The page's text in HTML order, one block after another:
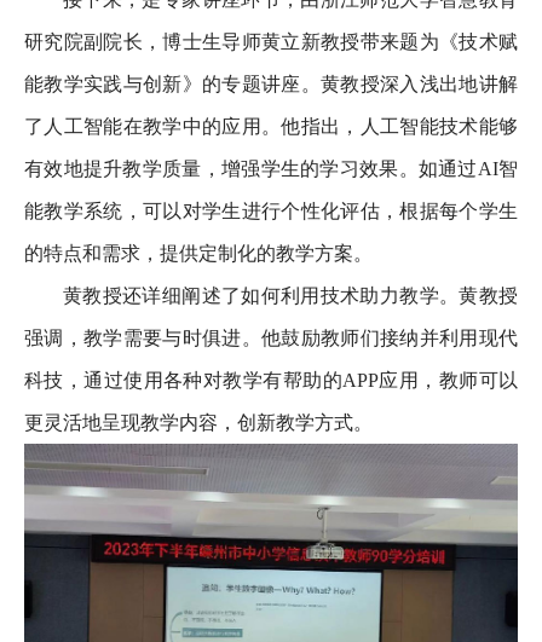
研究院副院长，博士生导师黄立新教授带来题为《技术赋
能教学实践与创新》的专题讲座。黄教授深入浅出地讲解
了人工智能在教学中的应用。他指出，人工智能技术能够
有效地提升教学质量，增强学生的学习效果。如通过AI智
能教学系统，可以对学生进行个性化评估，根据每个学生
的特点和需求，提供定制化的教学方案。
黄教授还详细阐述了如何利用技术助力教学。黄教授
强调，教学需要与时俱进。他鼓励教师们接纳并利用现代
科技，通过使用各种对教学有帮助的APP应用，教师可以
更灵活地呈现教学内容，创新教学方式。